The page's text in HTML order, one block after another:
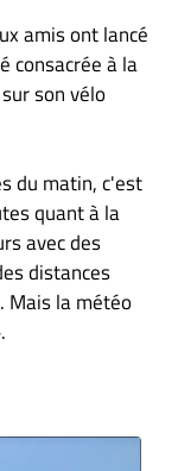
amis ont lancé
consacrée à la
son vélo
du matin, c'est
quant à la
avec des
distances
Mais la météo